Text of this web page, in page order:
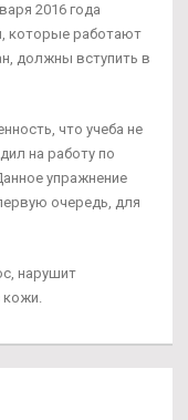
2016 года
которые работают
должны вступить в
что учеба не
на работу по
упражнение
очередь, для
нарушит
кожи.